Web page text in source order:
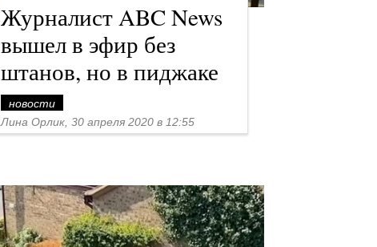
Журналист ABC News
вышел в эфир без
штанов, но в пиджаке
новости
Лина Орлик, 30 апреля 2020 в 12:55